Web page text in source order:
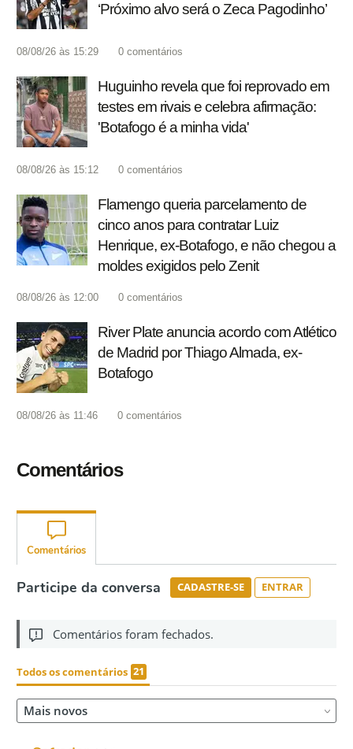
‘Próximo alvo será o Zeca Pagodinho’
08/08/26 às 15:29 0 comentários
Huguinho revela que foi reprovado em
testes em rivais e celebra afirmação:
'Botafogo é a minha vida'
08/08/26 às 15:12 0 comentários
Flamengo queria parcelamento de
cinco anos para contratar Luiz
Henrique, ex-Botafogo, e não chegou a
moldes exigidos pelo Zenit
08/08/26 às 12:00 0 comentários
River Plate anuncia acordo com Atlético
de Madrid por Thiago Almada, ex-
Botafogo
08/08/26 às 11:46 0 comentários
Comentários